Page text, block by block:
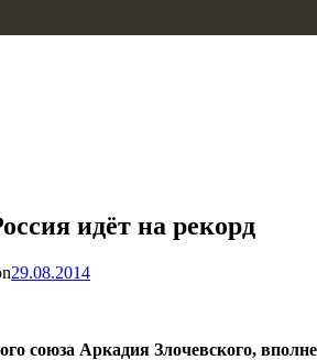
идёт на рекорд
29.08.2014
союза Аркадия Злочевского,